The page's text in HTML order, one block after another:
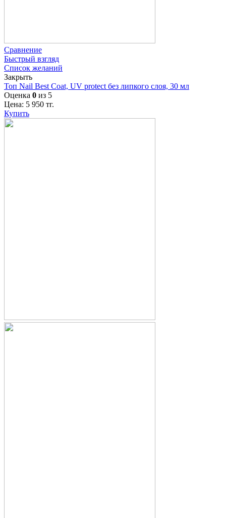
Сравнение
Быстрый взгляд
Список желаний
Закрыть
Топ Nail Best Coat, UV protect без липкого слоя, 30 мл
Оценка 0 из 5
Цена: 5 950 тг.
Купить